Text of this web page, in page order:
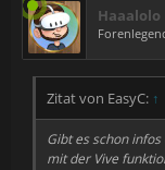
Haaalolo
Zitat von EasyC: ↑
Gibt es schon
mit der Vive